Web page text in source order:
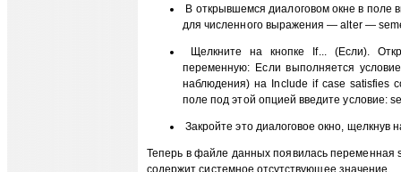
В открывшемся диалоговом окне в поле
для численного выражения — alter —
Щелкните на кнопке If... (Если).
переменную: Если выполняется
наблюдения) на Include if case satisfies
поле под этой опцией введите условие:
Закройте это диалоговое окно, щелкнув
Теперь в файле данных появилась переменная
содержит системное отсутствующее значение.